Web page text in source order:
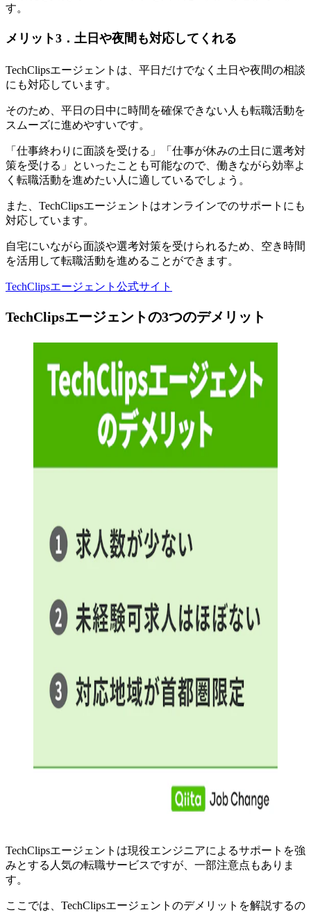
す。
メリット3．土日や夜間も対応してくれる
TechClipsエージェントは、平日だけでなく土日や夜間の相談
にも対応しています。
そのため、 平日の日中に時間を確保できない人も転職活動を
スムーズに進めやすいです。
「仕事終わりに面談を受ける」「仕事が休みの土日に選考対
策を受ける」といったことも可能なので、働きながら効率よ
く転職活動を進めたい人に適しているでしょう。
また、TechClipsエージェントはオンラインでのサポートにも
対応しています。
自宅にいながら面談や選考対策を受けられるため、空き時間
を活用して転職活動を進めることができます。
TechClipsエージェント公式サイト
TechClipsエージェントの3つのデメリット
TechClipsエージェントは現役エンジニアによるサポートを強
みとする人気の転職サービスですが、一部注意点もありま
す。
ここでは、TechClipsエージェントのデメリットを解説するの